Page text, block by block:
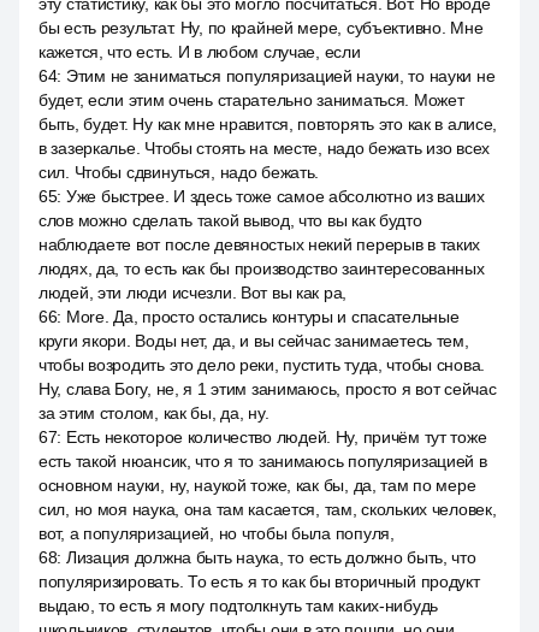
бы есть результат. Ну, по крайней мере, субъективно. Мне
кажется, что есть. И в любом случае, если
64: Этим не заниматься популяризацией науки, то науки не
будет, если этим очень старательно заниматься. Может
быть, будет. Ну как мне нравится, повторять это как в алисе,
в зазеркалье. Чтобы стоять на месте, надо бежать изо всех
сил. Чтобы сдвинуться, надо бежать.
65: Уже быстрее. И здесь тоже самое абсолютно из ваших
слов можно сделать такой вывод, что вы как будто
наблюдаете вот после девяностых некий перерыв в таких
людях, да, то есть как бы производство заинтересованных
людей, эти люди исчезли. Вот вы как ра,
66: More. Да, просто остались контуры и спасательные
круги якори. Воды нет, да, и вы сейчас занимаетесь тем,
чтобы возродить это дело реки, пустить туда, чтобы снова.
Ну, слава Богу, не, я 1 этим занимаюсь, просто я вот сейчас
за этим столом, как бы, да, ну.
67: Есть некоторое количество людей. Ну, причём тут тоже
есть такой нюансик, что я то занимаюсь популяризацией в
основном науки, ну, наукой тоже, как бы, да, там по мере
сил, но моя наука, она там касается, там, скольких человек,
вот, а популяризацией, но чтобы была популя,
68: Лизация должна быть наука, то есть должно быть, что
популяризировать. То есть я то как бы вторичный продукт
выдаю, то есть я могу подтолкнуть там каких-нибудь